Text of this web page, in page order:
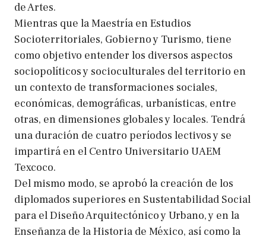
de Artes.
Mientras que la Maestría en Estudios
Socioterritoriales, Gobierno y Turismo, tiene
como objetivo entender los diversos aspectos
sociopolíticos y socioculturales del territorio en
un contexto de transformaciones sociales,
económicas, demográficas, urbanísticas, entre
otras, en dimensiones globales y locales. Tendrá
una duración de cuatro períodos lectivos y se
impartirá en el Centro Universitario UAEM
Texcoco.
Del mismo modo, se aprobó la creación de los
diplomados superiores en Sustentabilidad Social
para el Diseño Arquitectónico y Urbano, y en la
Enseñanza de la Historia de México, así como la